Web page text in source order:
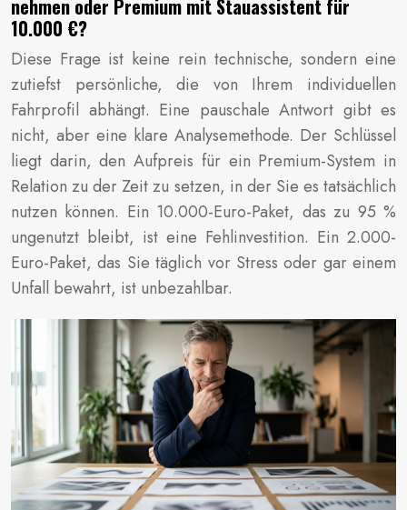
nehmen oder Premium mit Stauassistent für
10.000 €?
Diese Frage ist keine rein technische, sondern eine
zutiefst persönliche, die von Ihrem individuellen
Fahrprofil abhängt. Eine pauschale Antwort gibt es
nicht, aber eine klare Analysemethode. Der Schlüssel
liegt darin, den Aufpreis für ein Premium-System in
Relation zu der Zeit zu setzen, in der Sie es tatsächlich
nutzen können. Ein 10.000-Euro-Paket, das zu 95 %
ungenutzt bleibt, ist eine Fehlinvestition. Ein 2.000-
Euro-Paket, das Sie täglich vor Stress oder gar einem
Unfall bewahrt, ist unbezahlbar.